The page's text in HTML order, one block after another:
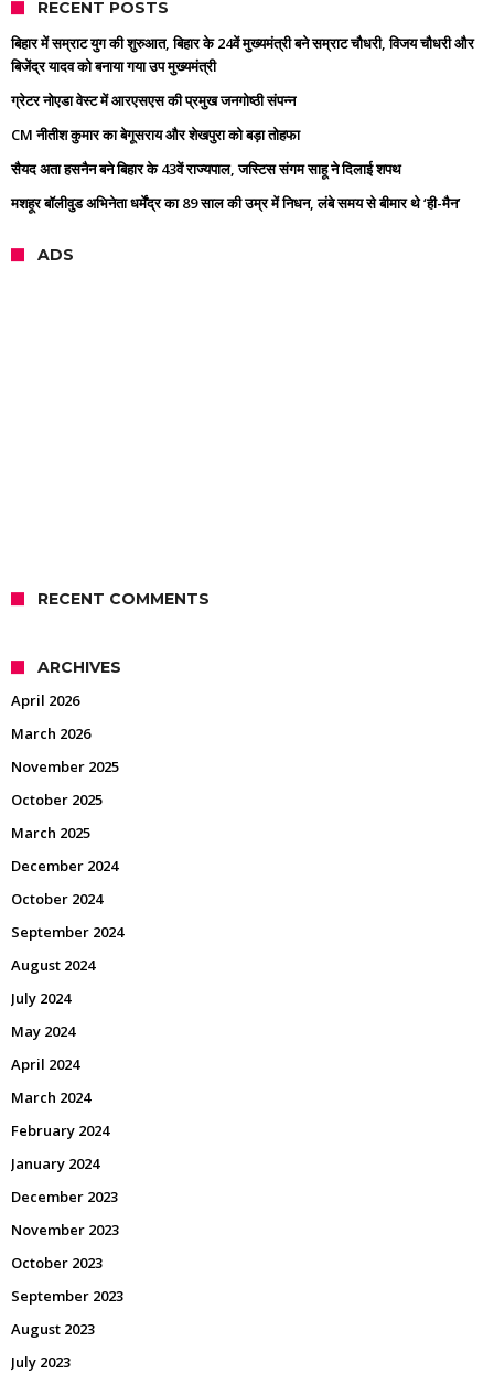
RECENT POSTS
बिहार में सम्राट युग की शुरुआत, बिहार के 24वें मुख्यमंत्री बने सम्राट चौधरी, विजय चौधरी और
बिजेंद्र यादव को बनाया गया उप मुख्यमंत्री
ग्रेटर नोएडा वेस्ट में आरएसएस की प्रमुख जनगोष्ठी संपन्न
CM नीतीश कुमार का बेगूसराय और शेखपुरा को बड़ा तोहफा
सैयद अता हसनैन बने बिहार के 43वें राज्यपाल, जस्टिस संगम साहू ने दिलाई शपथ
मशहूर बॉलीवुड अभिनेता धर्मेंद्र का 89 साल की उम्र में निधन, लंबे समय से बीमार थे ‘ही-मैन’
ADS
RECENT COMMENTS
ARCHIVES
April 2026
March 2026
November 2025
October 2025
March 2025
December 2024
October 2024
September 2024
August 2024
July 2024
May 2024
April 2024
March 2024
February 2024
January 2024
December 2023
November 2023
October 2023
September 2023
August 2023
July 2023